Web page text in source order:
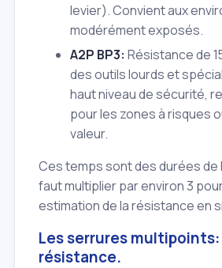
levier). Convient aux
modérément exposés.
A2P BP3: Résistance de
des outils lourds et
haut niveau de sécurité,
pour les zones à risques
valeur.
Ces temps sont des durées de
faut multiplier par environ 3
estimation de la résistance en
Les serrures
résistance.